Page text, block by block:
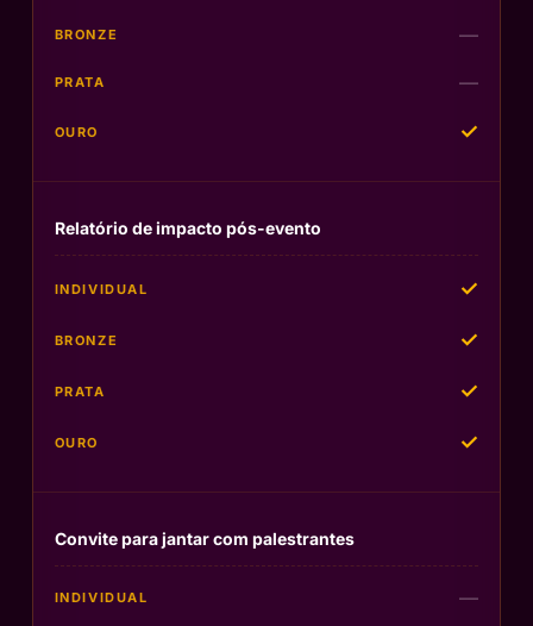
—
—
✓
Relatório de impacto pós-evento
✓
✓
✓
✓
Convite para jantar com palestrantes
—